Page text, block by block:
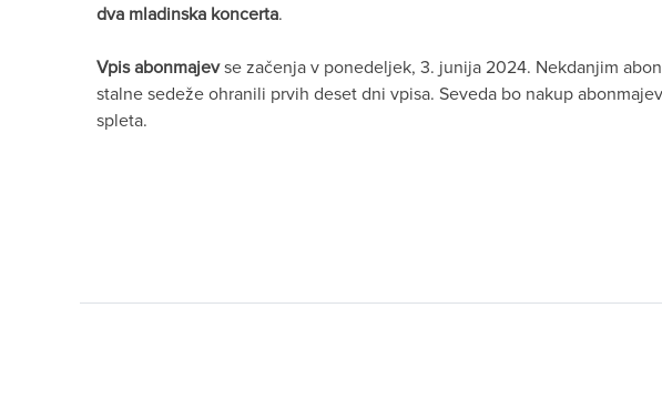
dva mladinska koncerta.
Vpis abonmajevse začenja v ponedeljek, 3. junija 2024. Nekdanjim
stalne sedeže ohranili prvih deset dni vpisa. Seveda bo nakup
spleta.